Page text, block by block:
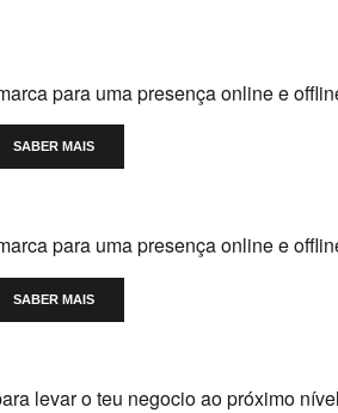
para uma presença online e
SABER MAIS
para uma presença online e
SABER MAIS
levar o teu negocio ao próximo